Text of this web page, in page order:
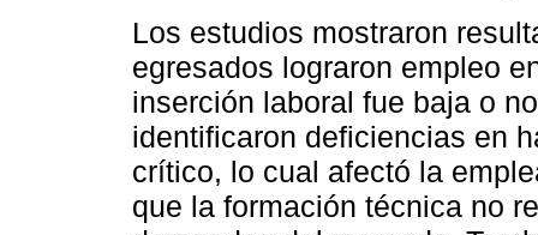
Los estudios mostraron
egresados lograron empleo
inserción laboral fue baja o
identificaron deficiencias en
crítico, lo cual afectó la
que la formación técnica no